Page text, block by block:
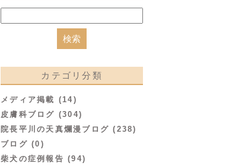
カテゴリ分類
メディア掲載 (14)
皮膚科ブログ (304)
院長平川の天真爛漫ブログ (238)
ブログ (0)
柴犬の症例報告 (94)